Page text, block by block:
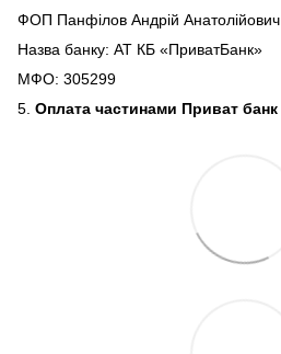
ФОП Панфілов Андрій Анатолійович
Назва банку: АТ КБ «ПриватБанк»
МФО: 305299
5. Оплата частинами Приват банк